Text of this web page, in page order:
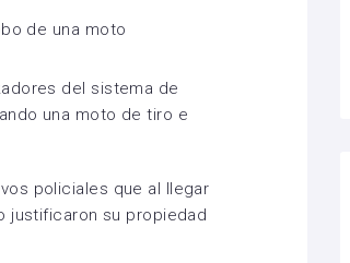
del sistema de
una moto de tiro e
policiales que al llegar
justificaron su propiedad